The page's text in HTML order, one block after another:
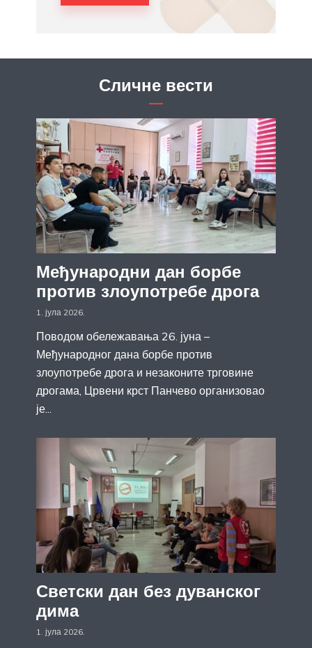
Сличне вести
Међународни дан борбе
против злоупотребе дрога
1. јула 2026.
Поводом обележавања 26. јуна –
Међународног дана борбе против
злоупотребе дрога и незаконите трговине
дрогама, Црвени крст Панчево организовао
је...
Светски дан без дуванског
дима
1. јула 2026.